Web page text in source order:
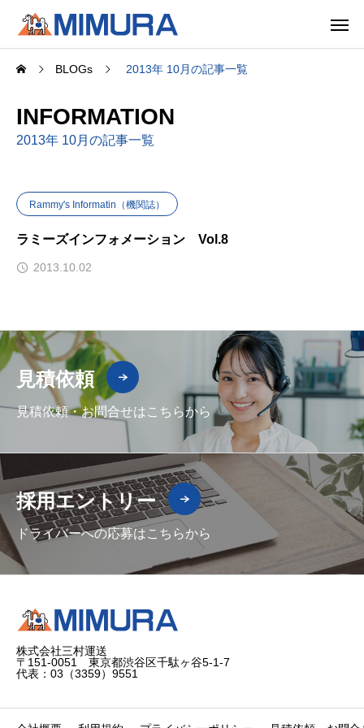
BLOGs 2013年 10月の記事一覧
INFORMATION
2013年 10月の記事一覧
Rammy's Informatin（機関誌）
ラミーズインフォメーション Vol.8
2013.10.02
見積依頼
見積依頼・お問合せはこちらから
採用エントリー
ドライバーへの応募はこちらから
株式会社三村運送
〒151-0051 東京都渋谷区千駄ヶ谷5-1-7
代表：03（3359）9551